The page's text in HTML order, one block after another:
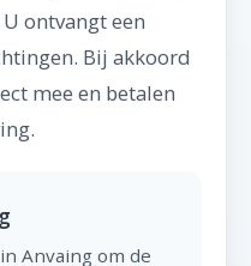
ontvangt een
Bij akkoord
mee en betalen
Anvaing om de